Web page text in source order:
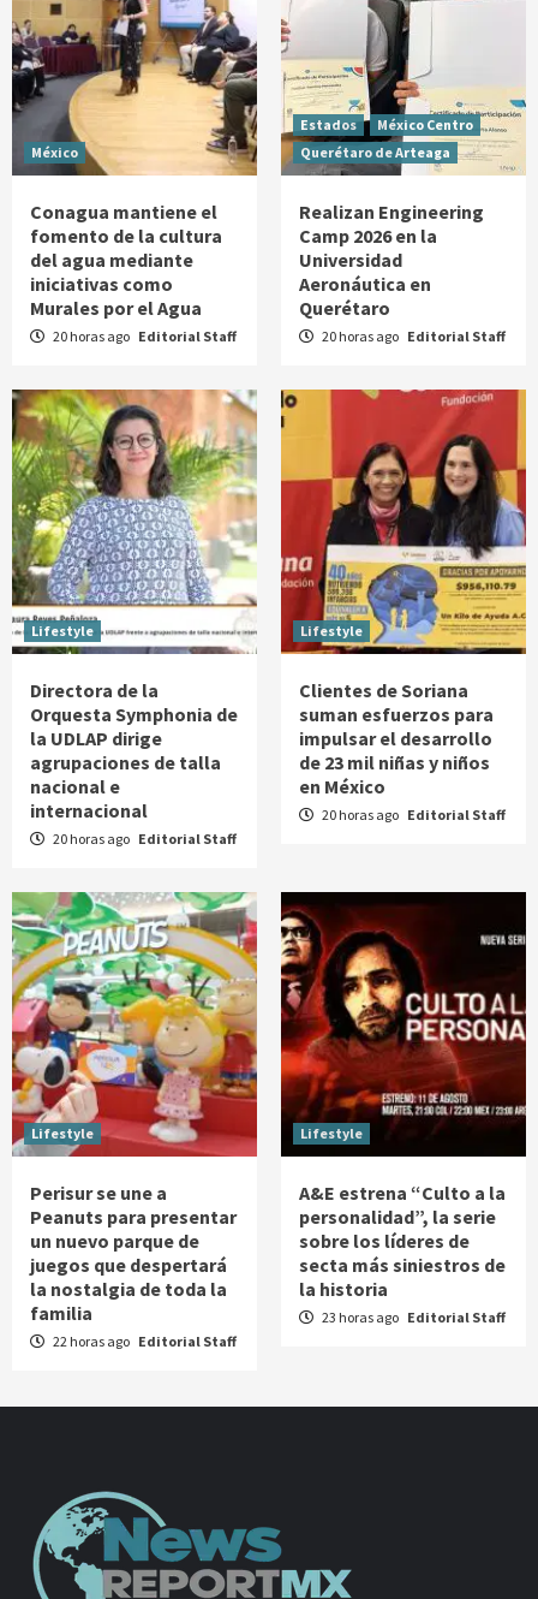
México
Conagua mantiene el
fomento de la cultura
del agua mediante
iniciativas como
Murales por el Agua
20 horas ago Editorial Staff
Estados
México Centro
Querétaro de Arteaga
Realizan Engineering
Camp 2026 en la
Universidad
Aeronáutica en
Querétaro
20 horas ago Editorial Staff
Lifestyle
Directora de la
Orquesta Symphonia de
la UDLAP dirige
agrupaciones de talla
nacional e
internacional
20 horas ago Editorial Staff
Lifestyle
Clientes de Soriana
suman esfuerzos para
impulsar el desarrollo
de 23 mil niñas y niños
en México
20 horas ago Editorial Staff
Lifestyle
Perisur se une a
Peanuts para presentar
un nuevo parque de
juegos que despertará
la nostalgia de toda la
familia
22 horas ago Editorial Staff
Lifestyle
A&E estrena “Culto a la
personalidad”, la serie
sobre los líderes de
secta más siniestros de
la historia
23 horas ago Editorial Staff